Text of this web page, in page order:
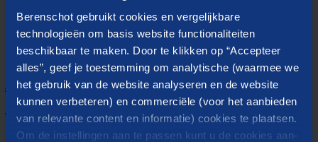
Berenschot gebruikt cookies en vergelijkbare
technologieën om basis website functionaliteiten
beschikbaar te maken. Door te klikken op “Accepteer
alles”, geef je toestemming om analytische (waarmee we
het gebruik van de website analyseren en de website
kunnen verbeteren) en commerciële (voor het aanbieden
van relevante content en informatie) cookies te plaatsen.
Om de instellingen aan te passen kunt u de cookies aan-
domein. Klanten waarderen onze combinatie van
inhoudelijke deskundigheid en praktische werkvormen.
Aansluiting tussen jeugdhulp en
onderwijs
Met gemeenten trekken we samen op voor een effectieve